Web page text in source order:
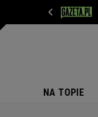
NA TOPIE